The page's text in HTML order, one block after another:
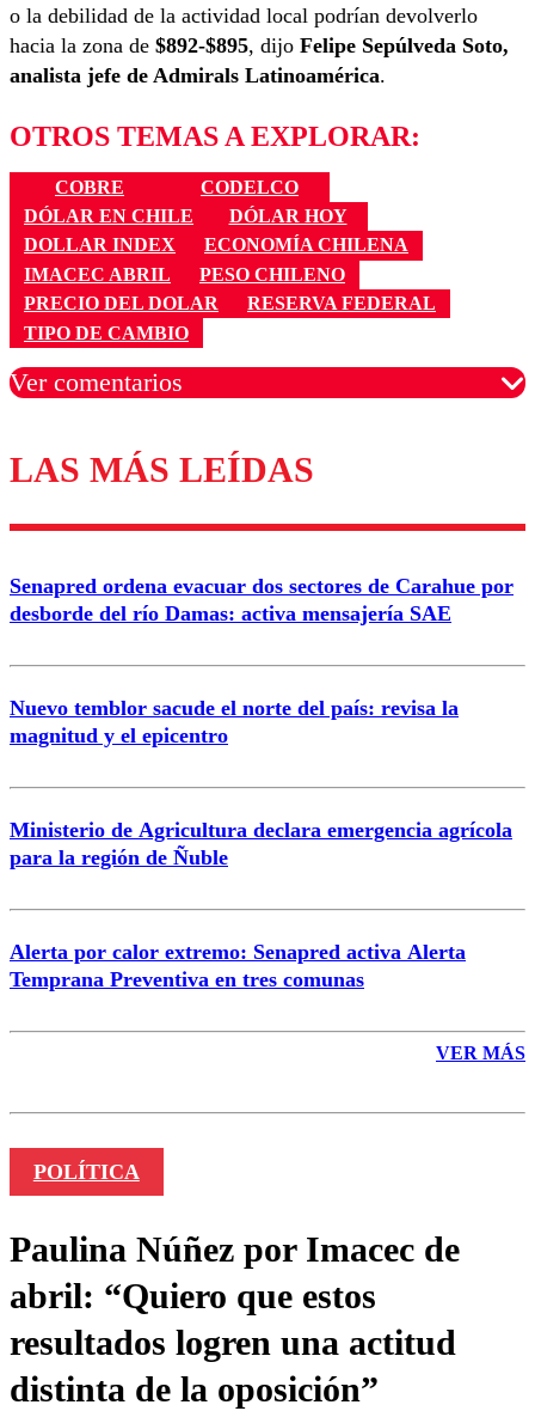
o la debilidad de la actividad local podrían devolverlo
hacia la zona de $892-$895, dijo Felipe Sepúlveda Soto,
analista jefe de Admirals Latinoamérica.
OTROS TEMAS A EXPLORAR:
COBRE
CODELCO
DÓLAR EN CHILE
DÓLAR HOY
DOLLAR INDEX
ECONOMÍA CHILENA
IMACEC ABRIL
PESO CHILENO
PRECIO DEL DOLAR
RESERVA FEDERAL
TIPO DE CAMBIO
Ver comentarios
Los comentarios son moderados para garantizar un
diálogo respetuoso.
Nombre
Correo
LAS MÁS LEÍDAS
Senapred ordena evacuar dos sectores de Carahue por
desborde del río Damas: activa mensajería SAE
Nuevo temblor sacude el norte del país: revisa la
magnitud y el epicentro
Ministerio de Agricultura declara emergencia agrícola
para la región de Ñuble
Alerta por calor extremo: Senapred activa Alerta
Temprana Preventiva en tres comunas
VER MÁS
POLÍTICA
Paulina Núñez por Imacec de
abril: “Quiero que estos
resultados logren una actitud
distinta de la oposición”